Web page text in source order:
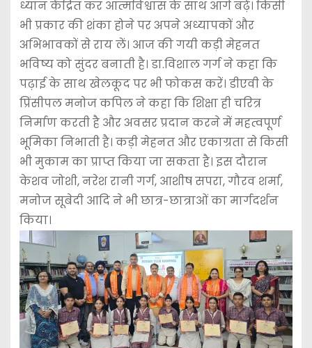
ध्यान केंद्रित कर आत्मविश्वास के साथ आगे बढ़ें। किसी
भी प्रकार की शंका होने पर अपने अध्यापकों और
अभिभावकों से राय लें। आज की गयी कड़ी मेहनत
भविष्य को सुंदर बनाती है। डा.विशाल गर्ग ने कहा कि
पढ़ाई के साथ खेलकूद पर भी फोकस करें। डीएवी के
प्रिंसीपल मनोज कपिल ने कहा कि शिक्षा ही चरित्र
निर्माण करती है और अवसर प्रदान करने में महत्वपूर्ण
भूमिका निभाती है। कड़ी मेहनत और एकाग्रता से किसी
भी मुकाम का प्राप्त किया जा सकता है। इस दौरान
केशव जोशी, नरेश रानी गर्ग, आशीष सपरा, गौरव शर्मा,
मनोज सूबेदी आदि ने भी छात्र-छात्राओं का मार्गदर्शन
किया।